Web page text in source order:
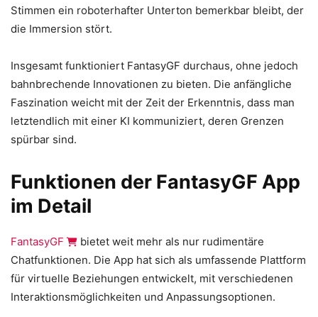
Stimmen ein roboterhafter Unterton bemerkbar bleibt, der
die Immersion stört.
Insgesamt funktioniert FantasyGF durchaus, ohne jedoch
bahnbrechende Innovationen zu bieten. Die anfängliche
Faszination weicht mit der Zeit der Erkenntnis, dass man
letztendlich mit einer KI kommuniziert, deren Grenzen
spürbar sind.
Funktionen der FantasyGF App
im Detail
FantasyGF
bietet weit mehr als nur rudimentäre
Chatfunktionen. Die App hat sich als umfassende Plattform
für virtuelle Beziehungen entwickelt, mit verschiedenen
Interaktionsmöglichkeiten und Anpassungsoptionen.